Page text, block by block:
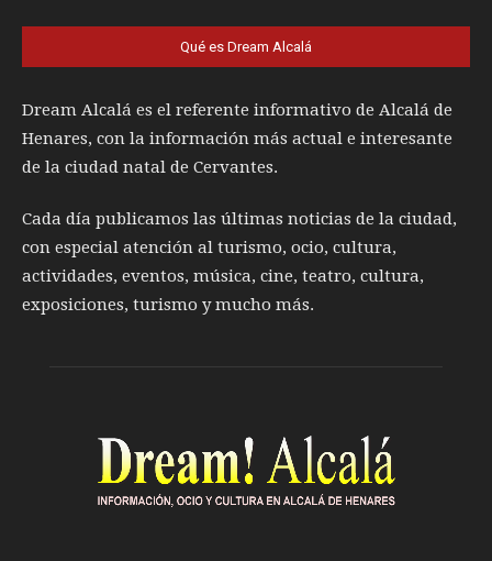
Qué es Dream Alcalá
Dream Alcalá es el referente informativo de Alcalá de
Henares, con la información más actual e interesante
de la ciudad natal de Cervantes.
Cada día publicamos las últimas noticias de la ciudad,
con especial atención al turismo, ocio, cultura,
actividades, eventos, música, cine, teatro, cultura,
exposiciones, turismo y mucho más.